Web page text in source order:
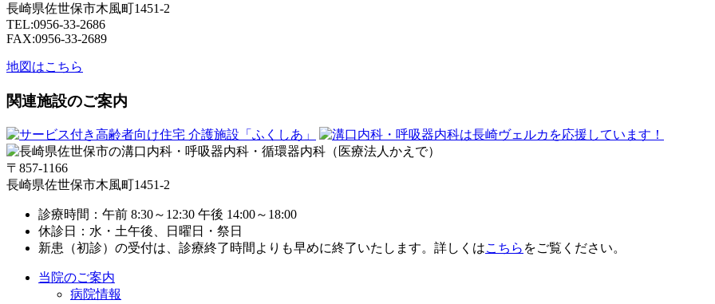
長崎県佐世保市木風町1451-2
TEL:0956-33-2686
FAX:0956-33-2689
地図はこちら
関連施設のご案内
〒857-1166
長崎県佐世保市木風町1451-2
診療時間：午前 8:30～12:30 午後 14:00～18:00
休診日：水・土午後、日曜日・祭日
新患（初診）の受付は、診療終了時間よりも早めに終了いたします。詳しくはこちら をご覧ください。
当院のご案内
病院情報